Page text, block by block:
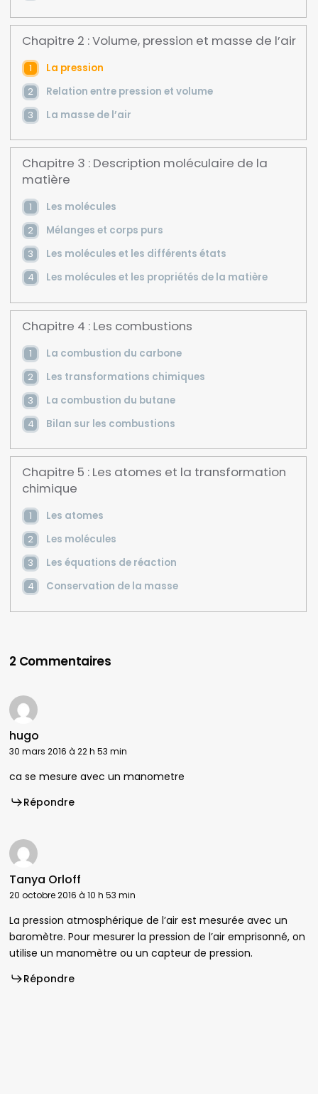
Chapitre 2 : Volume, pression et masse de l’air
La pression
Relation entre pression et volume
La masse de l’air
Chapitre 3 : Description moléculaire de la
matière
Les molécules
Mélanges et corps purs
Les molécules et les différents états
Les molécules et les propriétés de la matière
Chapitre 4 : Les combustions
La combustion du carbone
Les transformations chimiques
La combustion du butane
Bilan sur les combustions
Chapitre 5 : Les atomes et la transformation
chimique
Les atomes
Les molécules
Les équations de réaction
Conservation de la masse
2 Commentaires
hugo
30 mars 2016 à 22 h 53 min
ca se mesure avec un manometre
Répondre
Tanya Orloff
20 octobre 2016 à 10 h 53 min
La pression atmosphérique de l’air est mesurée avec un
baromètre. Pour mesurer la pression de l’air emprisonné, on
utilise un manomètre ou un capteur de pression.
Répondre